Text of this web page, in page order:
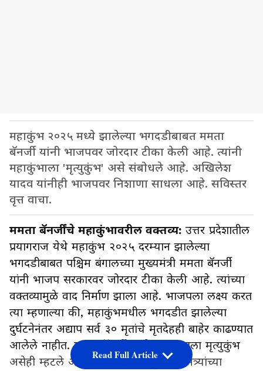
महाकुंभ २०२५ मध्ये झालेल्या भगदडीबाबत ममता
बॅनर्जी यांनी भाजपवर जोरदार टीका केली आहे. त्यांनी
महाकुंभाला 'मृत्युकुंभ' असे संबोधले आहे. अखिलेश
यादव यांनीही भाजपवर निशाणा साधला आहे. सविस्तर
वृत्त वाचा.
ममता बॅनर्जींचे महाकुंभावरील वक्तव्य: उत्तर प्रदेशातील
प्रयागराज येथे महाकुंभ २०२५ दरम्यान झालेल्या
भगदडीबाबत पश्चिम बंगालच्या मुख्यमंत्री ममता बॅनर्जी
यांनी भाजप सरकारवर जोरदार टीका केली आहे. त्यांच्या
वक्तव्यामुळे वाद निर्माण झाला आहे. भाजपला लक्ष्य करत
त्या म्हणाल्या की, महाकुंभमधील भगदडीत झालेल्या
दुर्घटनेनंतर अद्याप सर्व ३० मृतांचे मृतदेहही बाहेर काढण्यात
आलेले नाहीत. ममता बॅनर्जी यांनी महाकुंभाला मृत्युकुंभ
असेही म्हटले आहे. पश्चिम बंगालच्या मुख्यमंत्र्यांच्या
Read Full Article